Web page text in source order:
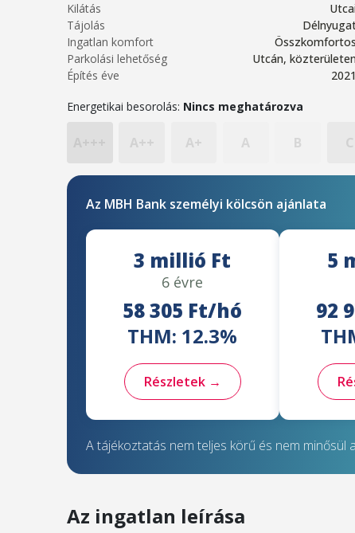
Kilátás
Utcai
Tájolás
Ingatlan komfort
Összkomfortos
Parkolási lehetőség
Utcán, közterületen
Építés éve
2021
Energetikai besorolás: Nincs meghatározva
A++ A+ A B C
Az MBH Bank személyi kölcsön ajánlata
3 millió Ft
6 évre
58 305 Ft/hó
THM: 12.3%
Részletek →
5
92
A tájékoztatás nem teljes körű és nem minősül
Az ingatlan leírása